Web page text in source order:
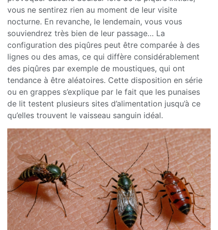
vous ne sentirez rien au moment de leur visite
nocturne. En revanche, le lendemain, vous vous
souviendrez très bien de leur passage… La
configuration des piqûres peut être comparée à des
lignes ou des amas, ce qui diffère considérablement
des piqûres par exemple de moustiques, qui ont
tendance à être aléatoires. Cette disposition en série
ou en grappes s’explique par le fait que les punaises
de lit testent plusieurs sites d’alimentation jusqu’à ce
qu’elles trouvent le vaisseau sanguin idéal.